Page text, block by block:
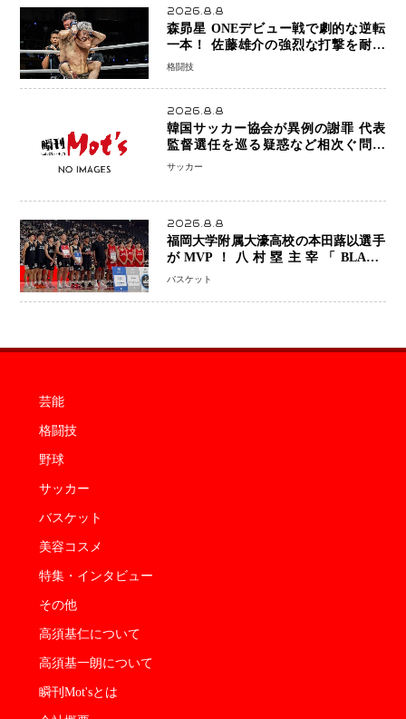
2026.8.8
森昴星 ONEデビュー戦で劇的な逆転
一本！ 佐藤雄介の強烈な打撃を耐え
抜き、リアネイキッドチョークで勝利
格闘技
2026.8.8
韓国サッカー協会が異例の謝罪 代表
監督選任を巡る疑惑など相次ぐ問題
「組織の刷新」誓う
サッカー
2026.8.8
福岡大学附属大濠高校の本田蕗以選手
がMVP！八村塁主宰「BLACK
SAMURAI SUMMIT 2026」で存在
なった」
バスケット
芸能
格闘技
野球
サッカー
バスケット
美容コスメ
特集・インタビュー
その他
高須基仁について
高須基一朗について
瞬刊Mot'sとは